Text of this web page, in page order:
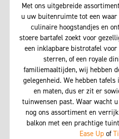
Met ons uitgebreide
u uw buitenruimte tot een
culinaire hoogstandjes en
stoere bartafel zoekt voor
een inklapbare bistrotafel
sterren, of een royale
familiemaaltijden, wij hebben
gelegenheid. We hebben
en maten, dus er zit er
tuinwensen past. Waar wacht
nog ons assortiment en
balkon met een prachtige
Ease Up of